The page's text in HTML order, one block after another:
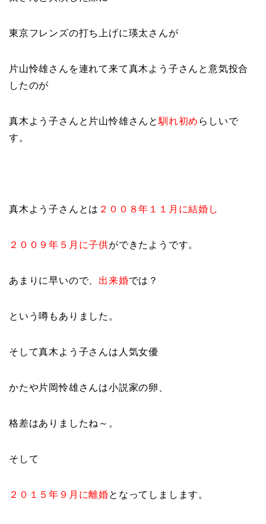
東京フレンズの打ち上げに瑛太さんが
片山怜雄さんを連れて来て真木よう子さんと意気投合
したのが
真木よう子さんと片山怜雄さんと 馴れ初め らしいで
す。
真木よう子さんとは ２００８年１１月に結婚し
２００９年５月に子供ができたようです。
あまりに早いので、 出来婚では？
という噂もありました。
そして真木よう子さんは人気女優
かたや片岡怜雄さんは小説家の卵、
格差はありましたね～。
そして
２０１５年９月に離婚となってしまします。